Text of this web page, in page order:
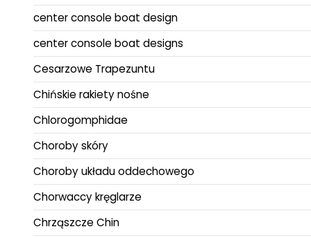
center console boat design
center console boat designs
Cesarzowe Trapezuntu
Chińskie rakiety nośne
Chlorogomphidae
Choroby skóry
Choroby układu oddechowego
Chorwaccy kręglarze
Chrząszcze Chin